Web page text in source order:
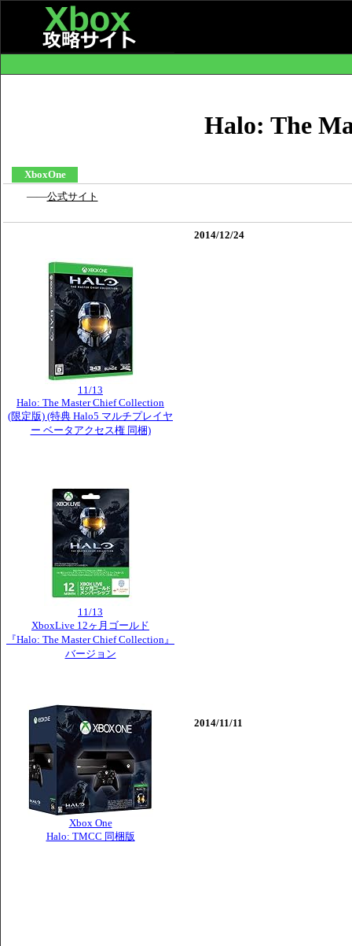
Halo: The
XboxOne
――公式サイト
11/13
Halo: The Master Chief Collection
(限定版) (特典 Halo5 マルチプレイヤ
ー ベータアクセス権 同梱)
11/13
XboxLive 12ヶ月ゴールド
『Halo: The Master Chief Collection』
バージョン
Xbox One
Halo: TMCC 同梱版
2014/12/24
2014/11/11